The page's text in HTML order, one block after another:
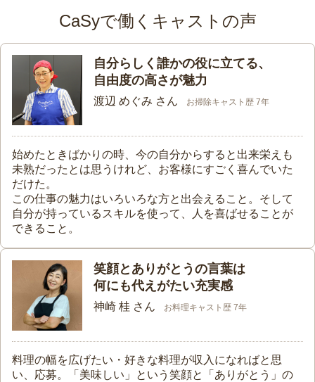
CaSyで働くキャストの声
自分らしく誰かの役に立てる、
自由度の高さが魅力
渡辺 めぐみ さん お掃除キャスト歴 7年
始めたときばかりの時、今の自分からすると出来栄えも
未熟だったとは思うけれど、お客様にすごく喜んでいた
だけた。
この仕事の魅力はいろいろな方と出会えること。そして
自分が持っているスキルを使って、人を喜ばせることが
できること。
笑顔とありがとうの言葉は
何にも代えがたい充実感
神崎 桂 さん お料理キャスト歴 7年
料理の幅を広げたい・好きな料理が収入になればと思
い、応募。「美味しい」という笑顔と「ありがとう」の